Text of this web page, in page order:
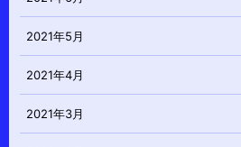
2021年5月
2021年4月
2021年3月